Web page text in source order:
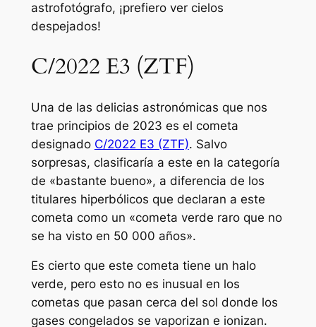
astrofotógrafo, ¡prefiero ver cielos
despejados!
C/2022 E3 (ZTF)
Una de las delicias astronómicas que nos
trae principios de 2023 es el cometa
designado C/2022 E3 (ZTF). Salvo
sorpresas, clasificaría a este en la categoría
de «bastante bueno», a diferencia de los
titulares hiperbólicos que declaran a este
cometa como un «cometa verde raro que no
se ha visto en 50 000 años».
Es cierto que este cometa tiene un halo
verde, pero esto no es inusual en los
cometas que pasan cerca del sol donde los
gases congelados se vaporizan e ionizan.